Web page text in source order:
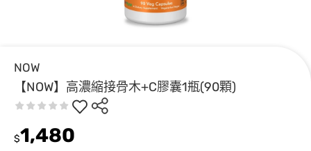
NOW
【NOW】高濃縮接骨木+C膠囊1瓶(90顆)
$1,480